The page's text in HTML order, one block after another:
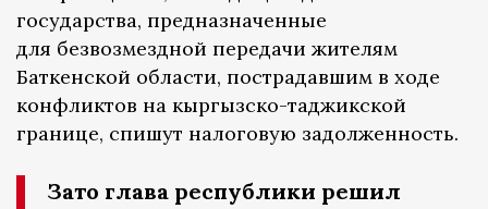
государства, предназначенные
для безвозмездной передачи жителям
Баткенской области, пострадавшим в ходе
конфликтов на кыргызско-таджикской
границе, спишут налоговую задолженность.
Зато глава республики решил